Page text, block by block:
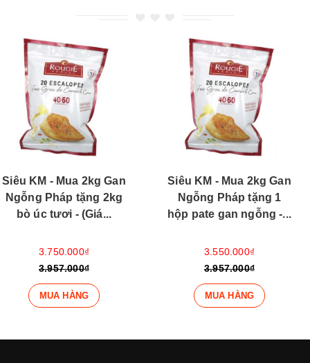
Siêu KM - Mua 2kg Gan
Ngỗng Pháp tặng 1
hộp pate gan ngỗng -...
3.550.000₫
3.957.000₫
MUA HÀNG
Siêu KM - Mua 2kg Gan
Ngỗng Pháp tặng 1kg
cá hồi - (Giá tính...
3.350.000₫
3.957.000₫
MUA HÀNG